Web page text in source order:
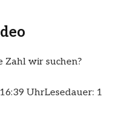
Zahl wir suchen?
UhrLesedauer: 1